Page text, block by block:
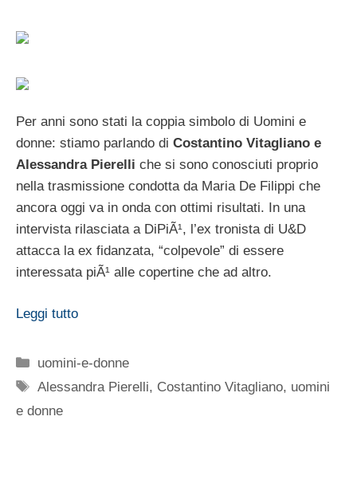
Per anni sono stati la coppia simbolo di Uomini e
donne: stiamo parlando di Costantino Vitagliano e
Alessandra Pierelli che si sono conosciuti proprio
nella trasmissione condotta da Maria De Filippi che
ancora oggi va in onda con ottimi risultati. In una
intervista rilasciata a DiPiÃ¹, l’ex tronista di U&D
attacca la ex fidanzata, “colpevole” di essere
interessata piÃ¹ alle copertine che ad altro.
Leggi tutto
Categorie
uomini-e-donne
Tag
Alessandra Pierelli, Costantino Vitagliano, uomini
e donne